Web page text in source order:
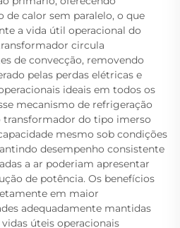
de calor sem paralelo, o que
a vida útil operacional do
circula
de convecção, removendo
pelas perdas elétricas e
ideais em todos os
mecanismo de refrigeração
do tipo imerso
mesmo sob condições
desempenho consistente
a ar poderiam apresentar
de potência. Os benefícios
em maior
adequadamente mantidas
úteis operacionais